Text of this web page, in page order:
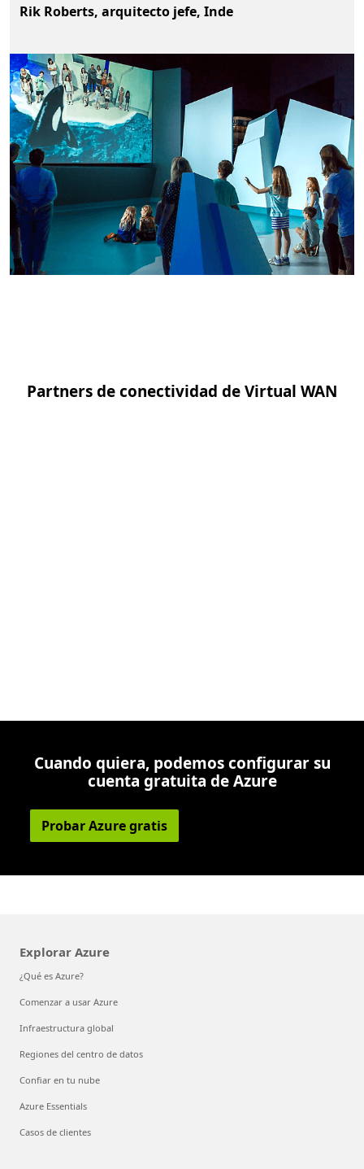
Rik Roberts, arquitecto jefe, Inde
Volver a las pestañas
Partners de conectividad de Virtual WAN
Cuando quiera, podemos configurar su
cuenta gratuita de Azure
Probar Azure gratis
Explorar Azure
¿Qué es Azure?
Comenzar a usar Azure
Infraestructura global
Regiones del centro de datos
Confiar en tu nube
Azure Essentials
Casos de clientes